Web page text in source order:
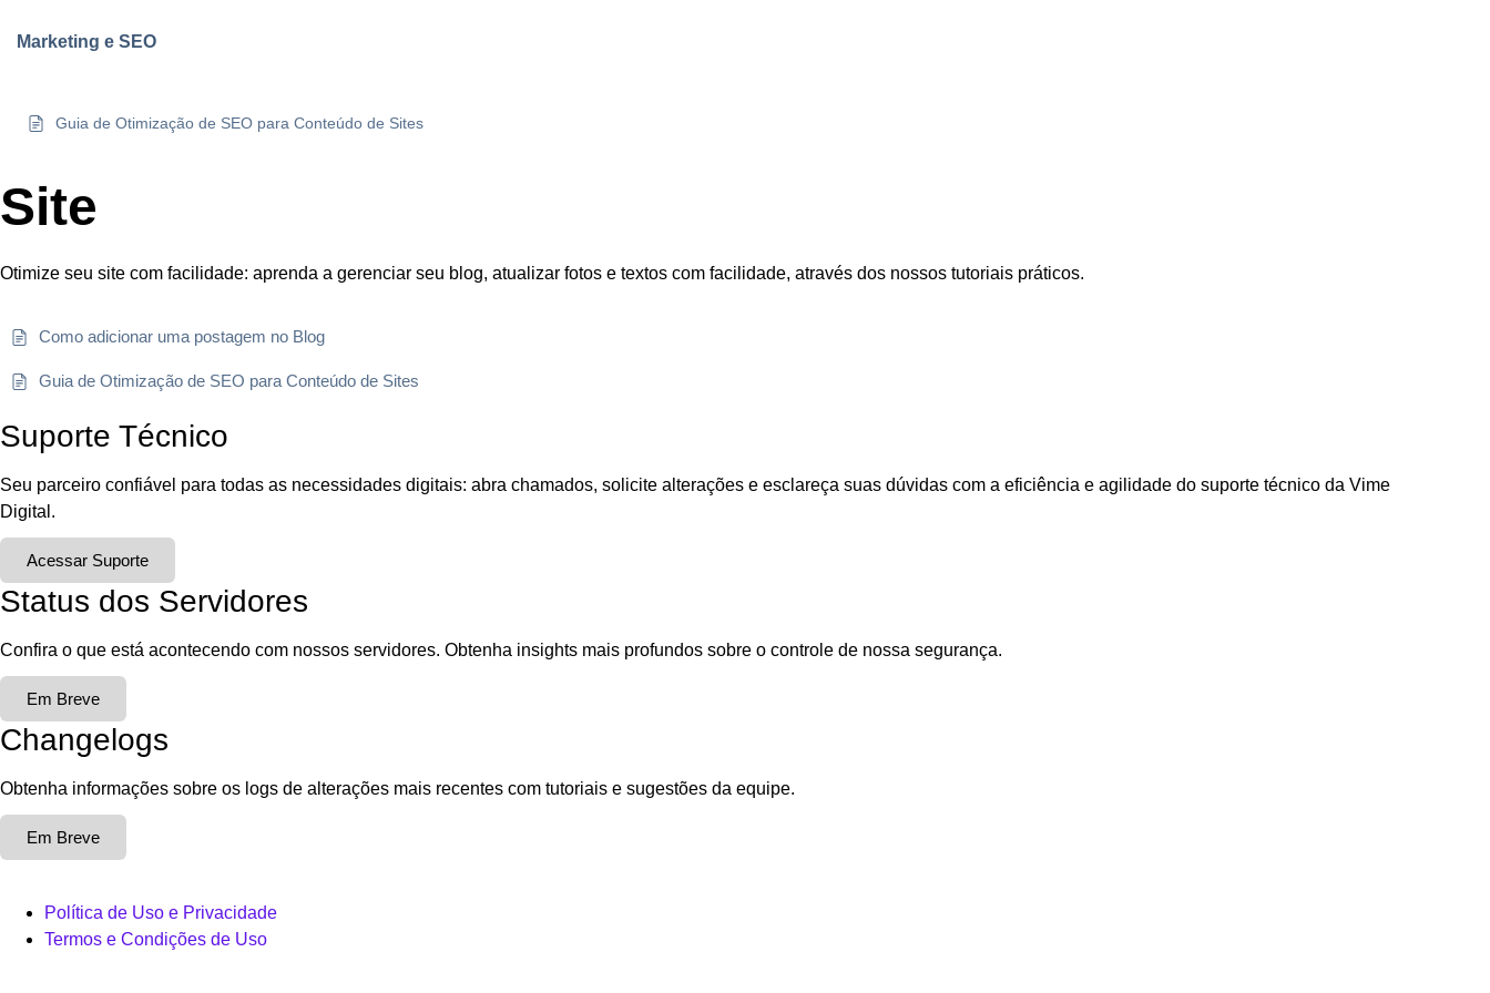
Marketing e SEO
Guia de Otimização de SEO para Conteúdo de Sites
Site
Otimize seu site com facilidade: aprenda a gerenciar seu blog, atualizar fotos e textos com facilidade, através dos nossos tutoriais práticos.
Como adicionar uma postagem no Blog
Guia de Otimização de SEO para Conteúdo de Sites
Suporte Técnico
Seu parceiro confiável para todas as necessidades digitais: abra chamados, solicite alterações e esclareça suas dúvidas com a eficiência e agilidade do suporte técnico da Vime
Digital.
Acessar Suporte
Status dos Servidores
Confira o que está acontecendo com nossos servidores. Obtenha insights mais profundos sobre o controle de nossa segurança.
Em Breve
Changelogs
Obtenha informações sobre os logs de alterações mais recentes com tutoriais e sugestões da equipe.
Em Breve
Política de Uso e Privacidade
Termos e Condições de Uso